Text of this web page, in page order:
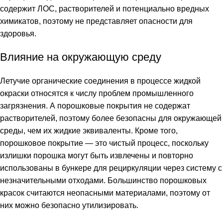
содержит ЛОС, растворителей и потенциально вредных
химикатов, поэтому не представляет опасности для
здоровья.
Влияние на окружающую среду
Летучие органические соединения в процессе жидкой
окраски относятся к числу проблем промышленного
загрязнения. А порошковые покрытия не содержат
растворителей, поэтому более безопасны для окружающей
среды, чем их жидкие эквиваленты. Кроме того,
порошковое покрытие — это чистый процесс, поскольку
излишки порошка могут быть извлечены и повторно
использованы в бункере для рециркуляции через систему с
незначительными отходами. Большинство порошковых
красок считаются неопасными материалами, поэтому от
них можно безопасно утилизировать.